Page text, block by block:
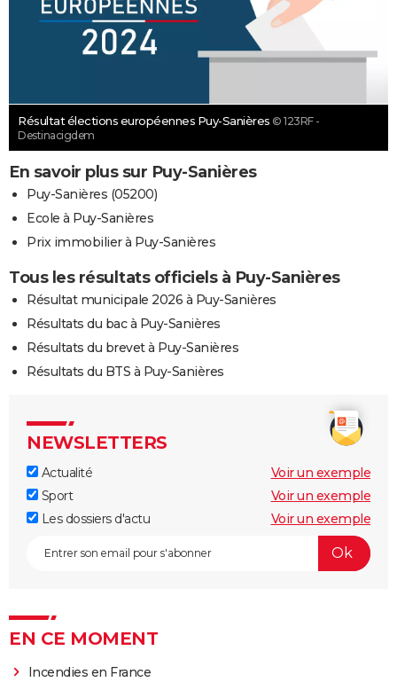
Résultat élections européennes Puy-Sanières © 123RF -
Destinacigdem
En savoir plus sur Puy-Sanières
Puy-Sanières (05200)
Ecole à Puy-Sanières
Prix immobilier à Puy-Sanières
Tous les résultats officiels à Puy-Sanières
Résultat municipale 2026 à Puy-Sanières
Résultats du bac à Puy-Sanières
Résultats du brevet à Puy-Sanières
Résultats du BTS à Puy-Sanières
NEWSLETTERS
Actualité
Voir un exemple
Sport
Voir un exemple
Les dossiers d'actu
Voir un exemple
EN CE MOMENT
Incendies en France